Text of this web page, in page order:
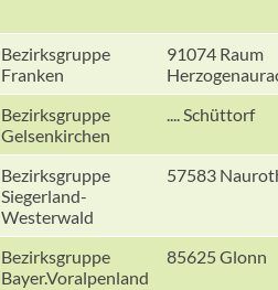
Bezirksgruppe
Franken
91074 Raum
Bezirksgruppe
Gelsenkirchen
.... Schüttorf
Bezirksgruppe
Siegerland-
Westerwald
57583
Bezirksgruppe
Bayer.Voralpenland
85625 Glonn